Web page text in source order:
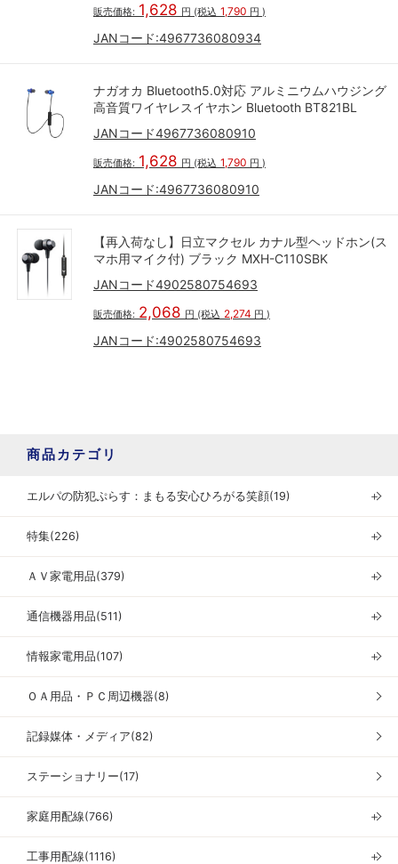
販売価格: 1,628 円 (税込 1,790 円 )
JANコード:4967736080934
ナガオカ Bluetooth5.0対応 アルミニウムハウジング
高音質ワイヤレスイヤホン Bluetooth BT821BL
JANコード4967736080910
販売価格: 1,628 円 (税込 1,790 円 )
JANコード:4967736080910
【再入荷なし】日立マクセル カナル型ヘッドホン(ス
マホ用マイク付) ブラック MXH-C110SBK
JANコード4902580754693
販売価格: 2,068 円 (税込 2,274 円 )
JANコード:4902580754693
商品カテゴリ
エルパの防犯ぷらす：まもる安心ひろがる笑顔(19) ＋
特集(226) ＋
ＡＶ家電用品(379) ＋
通信機器用品(511) ＋
情報家電用品(107) ＋
ＯＡ用品・ＰＣ周辺機器(8)
記録媒体・メディア(82)
ステーショナリー(17)
家庭用配線(766) ＋
工事用配線(1116) ＋